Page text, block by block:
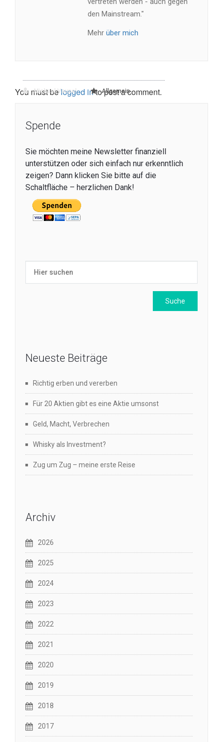
Michael Vaupel Allgemein
den Mainstream."
Mehr über mich
You must belogged into post a comment.
Spende
Sie möchten meine Newsletter finanziell
unterstützen oder sich einfach nur erkenntlich
zeigen? Dann klicken Sie bitte auf die
Schaltfläche – herzlichen Dank!
Neueste Beiträge
Richtig erben und vererben
Für 20 Aktien gibt es eine Aktie umsonst
Geld, Macht, Verbrechen
Whisky als Investment?
Zug um Zug – meine erste Reise
Archiv
2026
2025
2024
2023
2022
2021
2020
2019
2018
2017